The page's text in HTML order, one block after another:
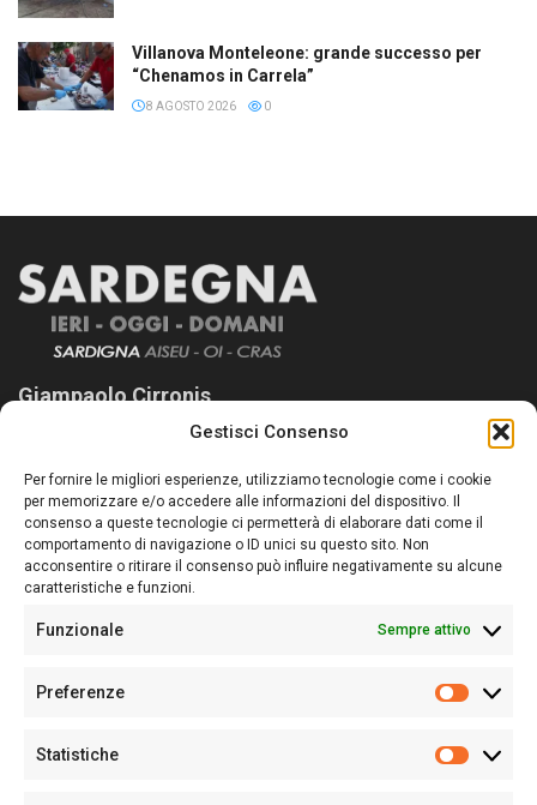
Gestisci Consenso
Per fornire le migliori esperienze, utilizziamo tecnologie come i cookie
per memorizzare e/o accedere alle informazioni del dispositivo. Il
consenso a queste tecnologie ci permetterà di elaborare dati come il
comportamento di navigazione o ID unici su questo sito. Non
acconsentire o ritirare il consenso può influire negativamente su alcune
caratteristiche e funzioni.
Funzionale Sempre attivo
Preferenze
Statistiche
Villanova Monteleone: grande successo per
“Chenamos in Carrela”
8 AGOSTO 2026 0
Giampaolo Cirronis
Sardegna Ieri-Oggi-Domani nasce per informare “liberamente” i
lettori su quanto accade in Sardegna, con un occhio rivolto al
nostro passato e, soprattutto, al nostro futuro
Follow Us
Sede:Via Cristoforo Colombo 09013 Carbonia
Partita IVA02270380922